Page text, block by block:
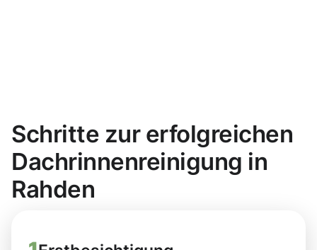
Schritte zur erfolgreichen
Dachrinnenreinigung in
Rahden